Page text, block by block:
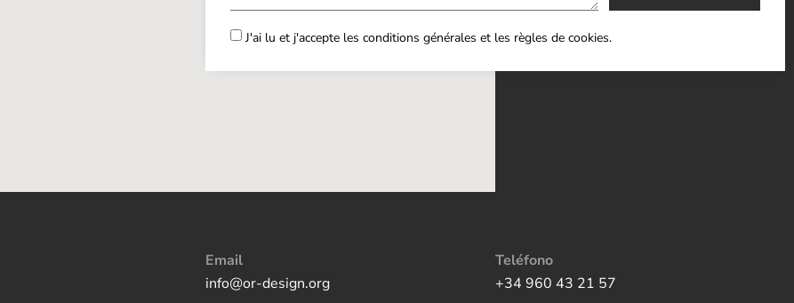
J'ai lu et j'accepte les conditions générales et les règles de cookies.
Email
info@or-design.org
Teléfono
+34 960 43 21 57